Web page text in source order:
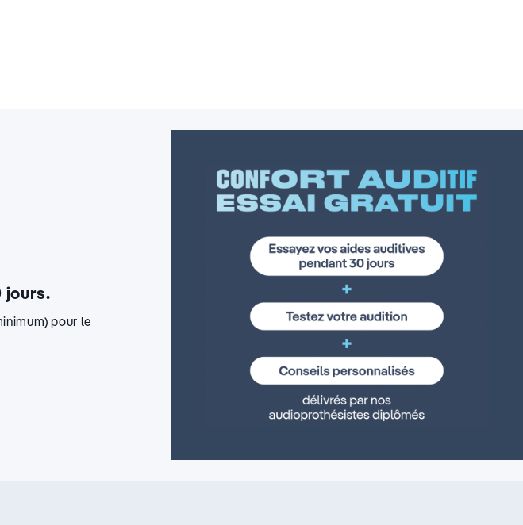
jours.
pour le